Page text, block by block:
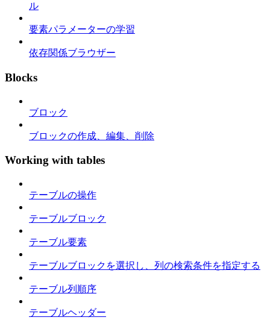
ル
要素パラメーターの学習
依存関係ブラウザー
Blocks
ブロック
ブロックの作成、編集、削除
Working with tables
テーブルの操作
テーブルブロック
テーブル要素
テーブルブロックを選択し、列の検索条件を指定する
テーブル列順序
テーブルヘッダー